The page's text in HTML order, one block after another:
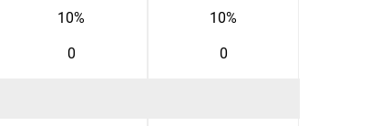
10%
0
10%
0